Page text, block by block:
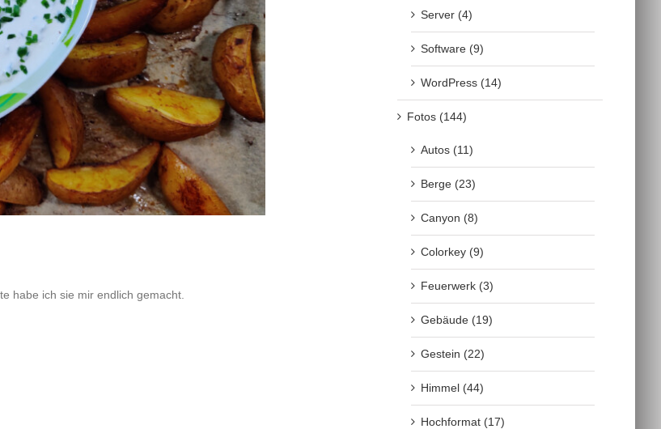
habe ich sie mir endlich gemacht.
Server (4)
Software (9)
WordPress (14)
Fotos (144)
Autos (11)
Berge (23)
Canyon (8)
Colorkey (9)
Feuerwerk (3)
Gebäude (19)
Gestein (22)
Himmel (44)
Hochformat (17)